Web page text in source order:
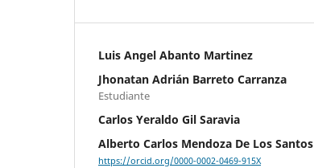
Luis Angel Abanto Martinez
Jhonatan Adrián Barreto Carranza
Estudiante
Carlos Yeraldo Gil Saravia
Alberto Carlos Mendoza De Los Santos
https://orcid.org/0000-0002-0469-915X